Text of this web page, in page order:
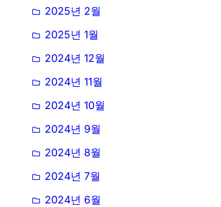
2025년 2월
2025년 1월
2024년 12월
2024년 11월
2024년 10월
2024년 9월
2024년 8월
2024년 7월
2024년 6월